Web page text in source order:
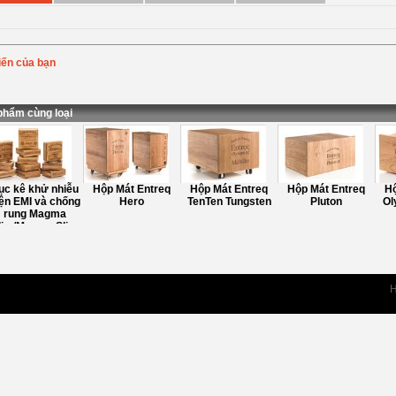
của bạn
: cùng loại
kê khử nhiễu
EMI và chống
rung Magma
Magma Slim
Hộp Mát Entreq
Hero
Hộp Mát Entreq
TenTen Tungsten
Hộp Mát Entreq
Pluton